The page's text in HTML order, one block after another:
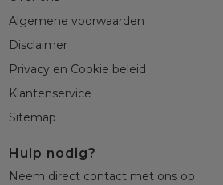
Algemene voorwaarden
Disclaimer
Privacy en Cookie beleid
Klantenservice
Sitemap
Hulp nodig?
Neem direct contact met ons op